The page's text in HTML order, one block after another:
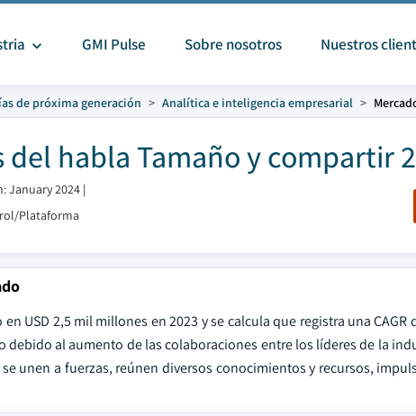
GMI Pulse Sobre nosotros Nuestros
de próxima generación Analítica e inteligencia empresarial
del habla Tamaño y compartir
January 2024 |
Plataforma
USD 2,5 mil millones en 2023 y se calcula que registra una CAGR
debido al aumento de las colaboraciones entre los líderes de la
unen a fuerzas, reúnen diversos conocimientos y recursos,